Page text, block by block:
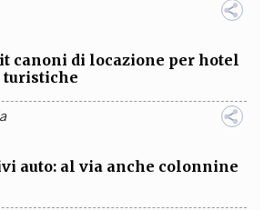
canoni di locazione per hotel
turistiche
auto: al via anche colonnine